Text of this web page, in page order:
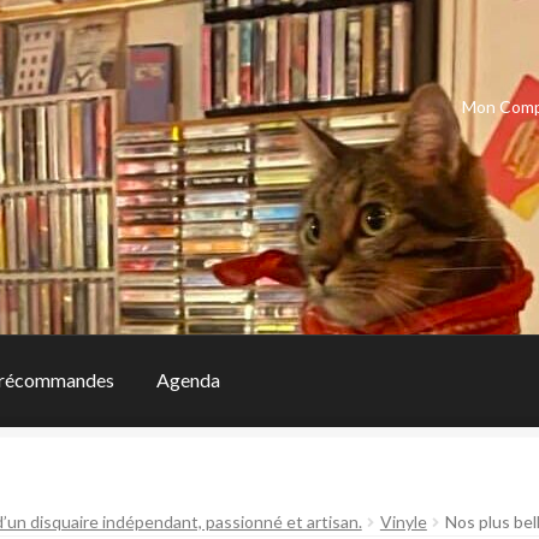
Mon
Agenda
disquaire indépendant, passionné et artisan. Vinyle Nos plus